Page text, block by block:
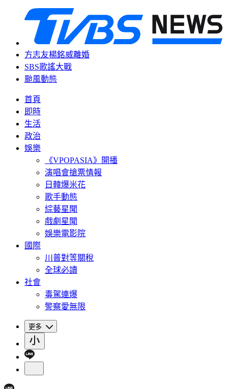
方志友楊銘威離婚
SBS歌謠大戰
颱風動態
首頁
即時
生活
政治
娛樂
《VPOPASIA》開播
演唱會搶票情報
日韓爆米花
歌手動態
綜藝星聞
戲劇星聞
娛樂電影院
國際
川普對等關稅
全球必讀
社會
毒駕連爆
警察愛無限
更多